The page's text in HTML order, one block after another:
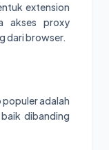
extension
akses proxy
dari browser.
populer adalah
dibanding